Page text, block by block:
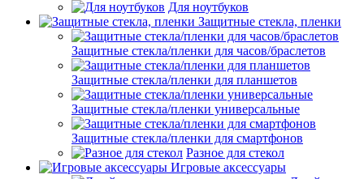
Для ноутбуков
Защитные стекла, пленки
Защитные стекла/пленки для часов/браслетов
Защитные стекла/пленки для планшетов
Защитные стекла/пленки универсальные
Защитные стекла/пленки для смартфонов
Разное для стекол
Игровые аксессуары